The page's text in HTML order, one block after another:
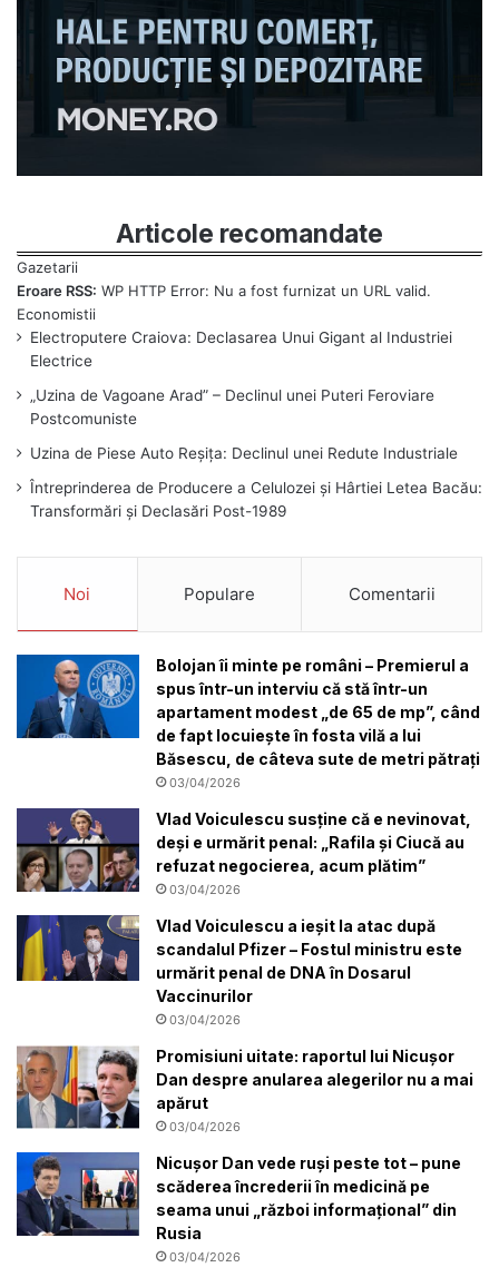
Articole recomandate
Eroare RSS: WP HTTP Error: Nu a fost furnizat un URL valid.
Electroputere Craiova: Declasarea Unui Gigant al Industriei
Electrice
„Uzina de Vagoane Arad” – Declinul unei Puteri Feroviare
Postcomuniste
Uzina de Piese Auto Reșița: Declinul unei Redute Industriale
Întreprinderea de Producere a Celulozei și Hârtiei Letea Bacău:
Transformări și Declasări Post-1989
Noi Populare Comentarii
Bolojan îi minte pe români – Premierul a
spus într-un interviu că stă într-un
apartament modest „de 65 de mp”, când
de fapt locuiește în fosta vilă a lui
Băsescu, de câteva sute de metri pătrați
03/04/2026
Vlad Voiculescu susține că e nevinovat,
deși e urmărit penal: „Rafila și Ciucă au
refuzat negocierea, acum plătim”
03/04/2026
Vlad Voiculescu a ieșit la atac după
scandalul Pfizer – Fostul ministru este
urmărit penal de DNA în Dosarul
Vaccinurilor
03/04/2026
Promisiuni uitate: raportul lui Nicușor
Dan despre anularea alegerilor nu a mai
apărut
03/04/2026
Nicușor Dan vede ruși peste tot – pune
scăderea încrederii în medicină pe
seama unui „război informațional” din
Rusia
03/04/2026